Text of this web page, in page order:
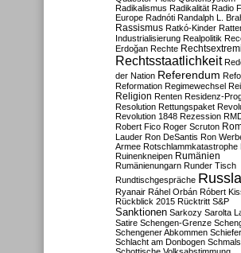
Radikalismus Radikalität Radio
Europe Radnóti Randalph L.
Rassismus Ratkó-Kinder
Industrialisierung Realpolitik
Erdoğan Rechte
Rechtsstaatlichkeit
der Nation Referendum
Reformation Regimewechsel
Religion Renten Residenz-
Resolution Rettungspaket
Revolution 1848 Rezession
Robert Fico Roger Scruton
Lauder Ron DeSantis Ron
Armee Rotschlammkatastrophe
Ruinenkneipen Rumänien
Rumänienungarn Runder Tisch
Rundtischgespräche
Ryanair Ráhel Orbán Róbert
Rückblick 2015 Rücktritt S&P
Sanktionen Sarkozy Sarolta
Satire Schengen-Grenze
Schengener Abkommen
Schlacht am Donbogen